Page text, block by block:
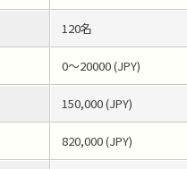
120名
0～20000 (JPY)
150,000 (JPY)
820,000 (JPY)